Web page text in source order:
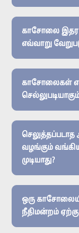
காசோலை இதர
எவ்வாறு
காசோலைகள்
வழங்கும்
முடியாது?
ஒரு
நீதிமன்றம்